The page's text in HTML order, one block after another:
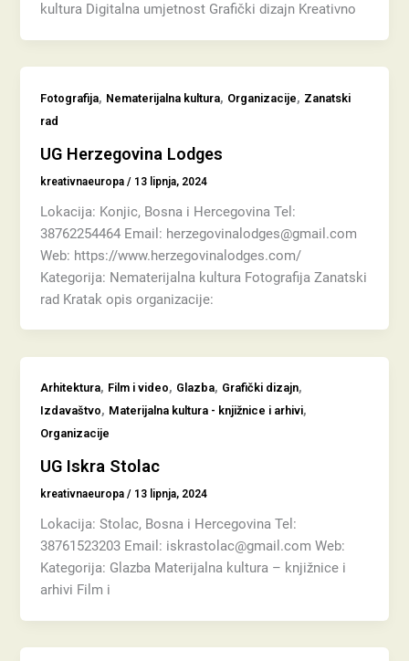
kultura Digitalna umjetnost Grafički dizajn Kreativno
Fotografija, Nematerijalna kultura, Organizacije, Zanatski
rad
UG Herzegovina Lodges
kreativnaeuropa/ 13 lipnja, 2024
Lokacija: Konjic, Bosna i Hercegovina Tel:
38762254464 Email: herzegovinalodges@gmail.com
Web: https://www.herzegovinalodges.com/
Kategorija: Nematerijalna kultura Fotografija Zanatski
rad Kratak opis organizacije:
Arhitektura, Film i video, Glazba, Grafički dizajn,
Izdavaštvo, Materijalna kultura - knjižnice i arhivi,
Organizacije
UG Iskra Stolac
kreativnaeuropa/ 13 lipnja, 2024
Lokacija: Stolac, Bosna i Hercegovina Tel:
38761523203 Email: iskrastolac@gmail.com Web:
Kategorija: Glazba Materijalna kultura – knjižnice i
arhivi Film i